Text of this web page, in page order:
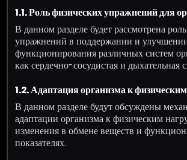
1.1. Роль физических упражнений для
В данном разделе будет рассмотрена
упражнений в поддержании и
функционирования различных систем
как сердечно-сосудистая и дыхательная
1.2. Адаптация организма к
В данном разделе будут обсуждены
адаптации организма к физическим
изменения в обмене веществ и
показателях.